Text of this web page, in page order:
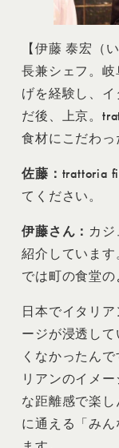
【伊藤 泰宏（
長兼シェフ。
げを経験し、
だ後、上京。
食材にこだわっ
佐藤： trattoria
てください。
伊藤さん： カ
紹介していま
では町の食堂の
日本でイタリ
ージが浸透し
くなかったん
リアンのイメ
な距離感で楽
に通える「み